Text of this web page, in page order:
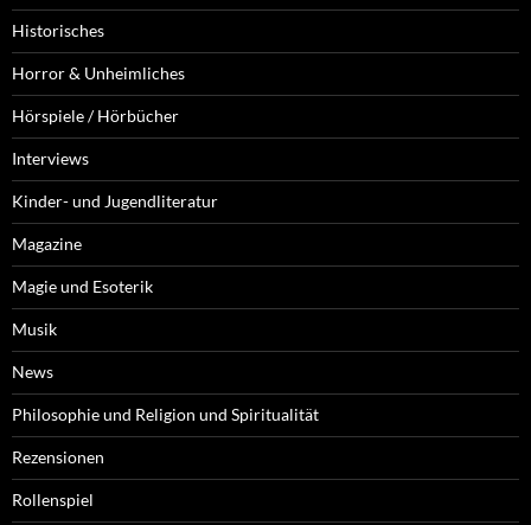
Historisches
Horror & Unheimliches
Hörspiele / Hörbücher
Interviews
Kinder- und Jugendliteratur
Magazine
Magie und Esoterik
Musik
News
Philosophie und Religion und Spiritualität
Rezensionen
Rollenspiel